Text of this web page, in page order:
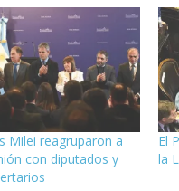
Milei reagruparon a
con diputados y
El
la